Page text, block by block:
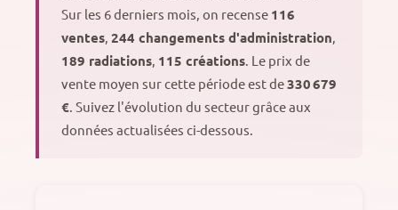
Sur les 6 derniers mois, on recense 116
ventes, 244 changements d'administration,
189 radiations, 115 créations. Le prix de
vente moyen sur cette période est de330 679
€. Suivez l'évolution du secteur grâce aux
données actualisées ci-dessous.